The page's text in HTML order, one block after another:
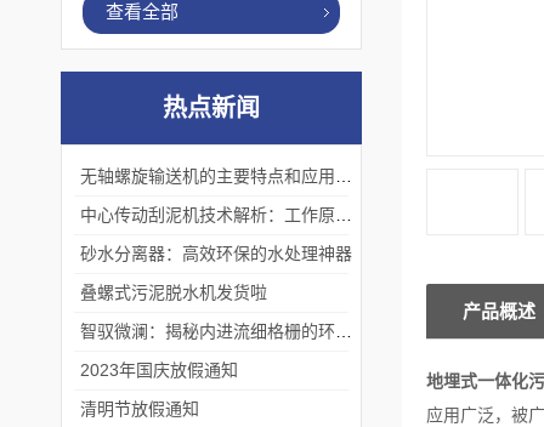
产品概述
地埋式一体化
应用广泛，被
查看全部
热点新闻
砂水分离器：高效环保的水处理神器
叠螺式污泥脱水机发货啦
2023年国庆放假通知
清明节放假通知